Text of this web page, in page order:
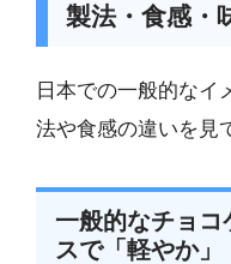
製法・食感・
日本での一般的なイ
法や食感の違いを見
一般的なチョ
スで「軽やか」